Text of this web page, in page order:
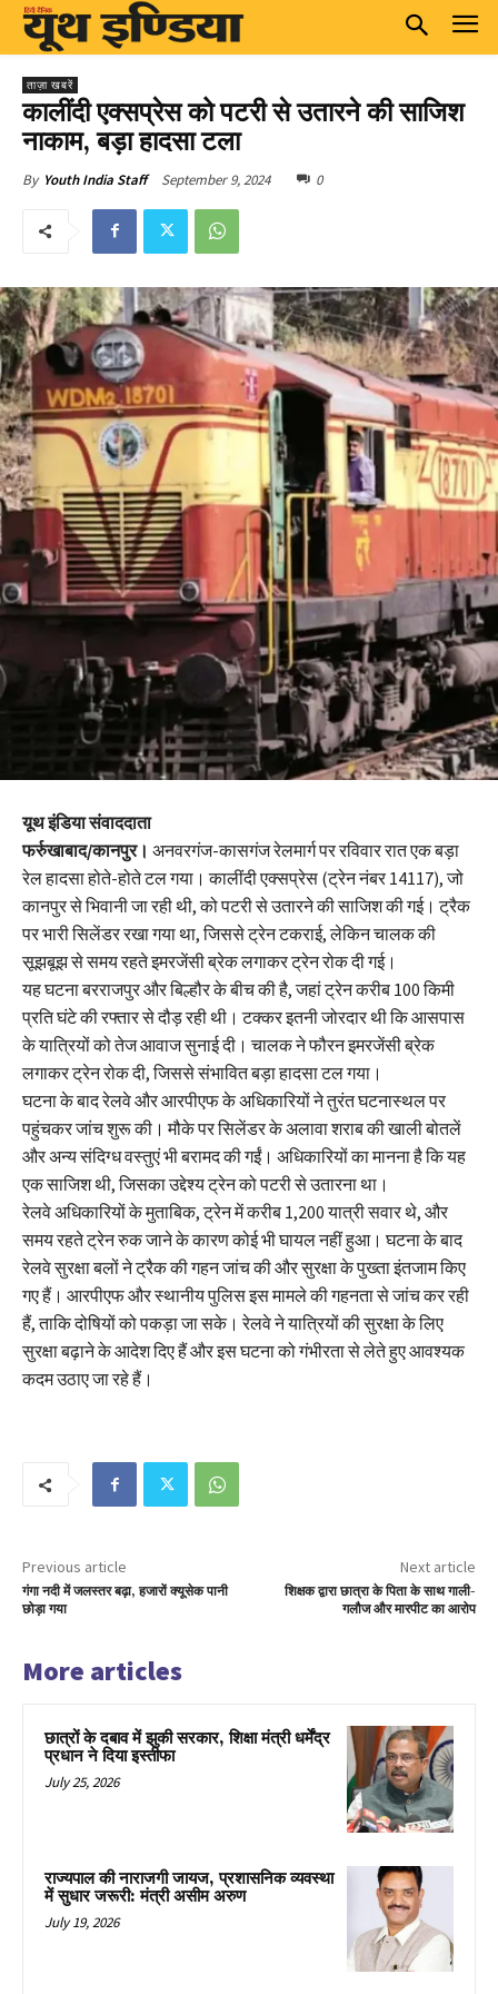
ताज़ा खबरें
कालींदी एक्सप्रेस को पटरी से उतारने की साजिश
नाकाम, बड़ा हादसा टला
By Youth India Staff September 9, 2024 0
यूथ इंडिया संवाददाता
फर्रुखाबाद/कानपुर। अनवरगंज-कासगंज रेलमार्ग पर रविवार रात एक बड़ा
रेल हादसा होते-होते टल गया। कालींदी एक्सप्रेस (ट्रेन नंबर 14117), जो
कानपुर से भिवानी जा रही थी, को पटरी से उतारने की साजिश की गई। ट्रैक
पर भारी सिलेंडर रखा गया था, जिससे ट्रेन टकराई, लेकिन चालक की
सूझबूझ से समय रहते इमरजेंसी ब्रेक लगाकर ट्रेन रोक दी गई।
यह घटना बरराजपुर और बिल्हौर के बीच की है, जहां ट्रेन करीब 100 किमी
प्रति घंटे की रफ्तार से दौड़ रही थी। टक्कर इतनी जोरदार थी कि आसपास
के यात्रियों को तेज आवाज सुनाई दी। चालक ने फौरन इमरजेंसी ब्रेक
लगाकर ट्रेन रोक दी, जिससे संभावित बड़ा हादसा टल गया।
घटना के बाद रेलवे और आरपीएफ के अधिकारियों ने तुरंत घटनास्थल पर
पहुंचकर जांच शुरू की। मौके पर सिलेंडर के अलावा शराब की खाली बोतलें
और अन्य संदिग्ध वस्तुएं भी बरामद की गईं। अधिकारियों का मानना है कि यह
एक साजिश थी, जिसका उद्देश्य ट्रेन को पटरी से उतारना था।
रेलवे अधिकारियों के मुताबिक, ट्रेन में करीब 1,200 यात्री सवार थे, और
समय रहते ट्रेन रुक जाने के कारण कोई भी घायल नहीं हुआ। घटना के बाद
रेलवे सुरक्षा बलों ने ट्रैक की गहन जांच की और सुरक्षा के पुख्ता इंतजाम किए
गए हैं। आरपीएफ और स्थानीय पुलिस इस मामले की गहनता से जांच कर रही
हैं, ताकि दोषियों को पकड़ा जा सके। रेलवे ने यात्रियों की सुरक्षा के लिए
सुरक्षा बढ़ाने के आदेश दिए हैं और इस घटना को गंभीरता से लेते हुए आवश्यक
कदम उठाए जा रहे हैं।
Previous article
गंगा नदी में जलस्तर बढ़ा, हजारों क्यूसेक पानी
छोड़ा गया
Next article
शिक्षक द्वारा छात्रा के पिता के साथ गाली-
गलौज और मारपीट का आरोप
More articles
छात्रों के दबाव में झुकी सरकार, शिक्षा मंत्री धर्मेंद्र
प्रधान ने दिया इस्तीफा
July 25, 2026
राज्यपाल की नाराजगी जायज, प्रशासनिक व्यवस्था
में सुधार जरूरी: मंत्री असीम अरुण
July 19, 2026